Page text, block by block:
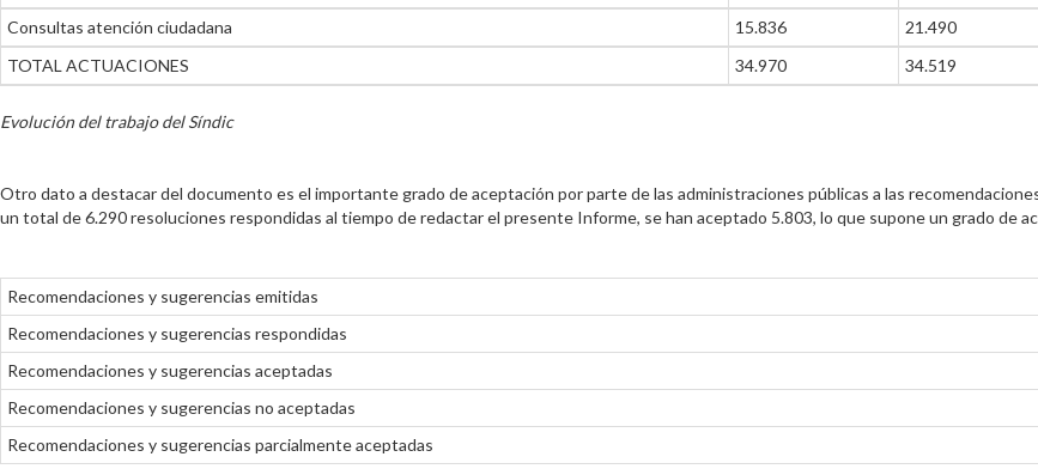
Consultas atención ciudadana
15.836 21.490
TOTAL ACTUACIONES
34.970 34.519
Evolución del trabajo del Síndic
Otro dato a destacar del documento es el importante grado de aceptación por parte de las administraciones públicas a las
un total de 6.290 resoluciones respondidas al tiempo de redactar el presente Informe, se han aceptado 5.803, lo que supone un grado de
Recomendaciones y sugerencias emitidas
Recomendaciones y sugerencias respondidas
Recomendaciones y sugerencias aceptadas
Recomendaciones y sugerencias no aceptadas
Recomendaciones y sugerencias parcialmente aceptadas